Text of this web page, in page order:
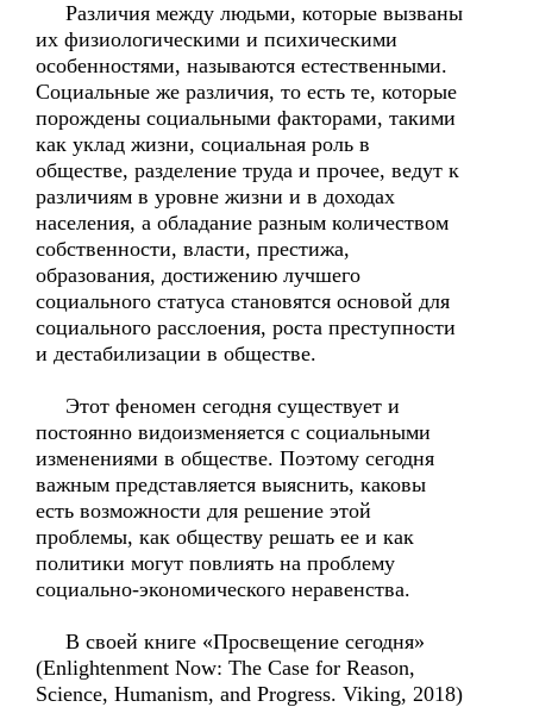
Различия между людьми, которые вызваны
их физиологическими и психическими
особенностями, называются естественными.
Социальные же различия, то есть те, которые
порождены социальными факторами, такими
как уклад жизни, социальная роль в
обществе, разделение труда и прочее, ведут к
различиям в уровне жизни и в доходах
населения, а обладание разным количеством
собственности, власти, престижа,
образования, достижению лучшего
социального статуса становятся основой для
социального расслоения, роста преступности
и дестабилизации в обществе.
Этот феномен сегодня существует и
постоянно видоизменяется с социальными
изменениями в обществе. Поэтому сегодня
важным представляется выяснить, каковы
есть возможности для решение этой
проблемы, как обществу решать ее и как
политики могут повлиять на проблему
социально-экономического неравенства.
В своей книге «Просвещение сегодня»
(Enlightenment Now: The Case for Reason,
Science, Humanism, and Progress. Viking, 2018)